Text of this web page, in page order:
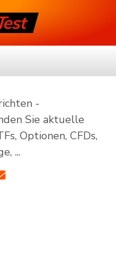
-
Sie aktuelle
Optionen, CFDs,
...